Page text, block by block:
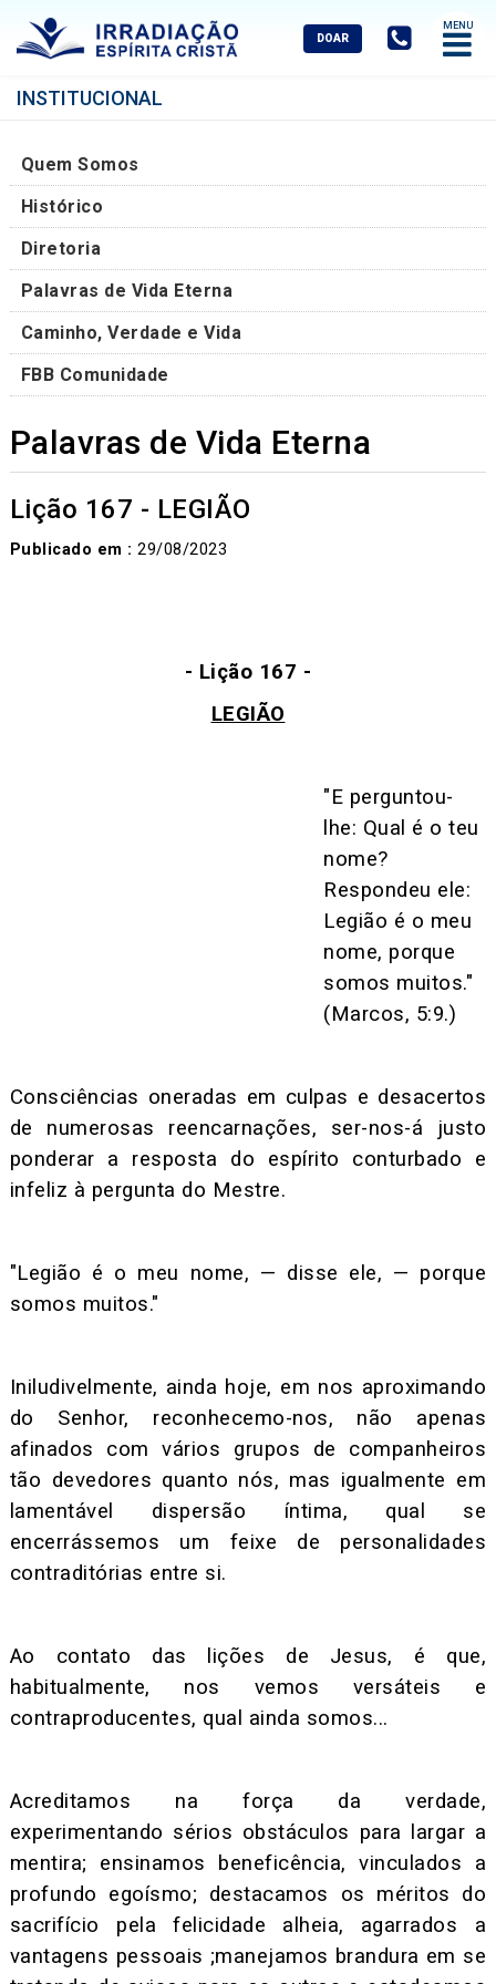
Abrir
Menu
INSTITUCIONAL
Quem Somos
Histórico
Diretoria
Palavras de Vida Eterna
Caminho, Verdade e Vida
FBB Comunidade
Palavras de Vida Eterna
Lição 167 - LEGIÃO
Publicado em : 29/08/2023
- Lição 167 -
LEGIÃO
"E perguntou-
lhe: Qual é o teu
nome?
Respondeu ele:
Legião é o meu
nome, porque
somos muitos."
(Marcos, 5:9.)
Consciências oneradas em culpas e desacertos
de numerosas reencarnações, ser-nos-á justo
ponderar a resposta do espírito conturbado e
infeliz à pergunta do Mestre.
"Legião é o meu nome, — disse ele, — porque
somos muitos."
Iniludivelmente, ainda hoje, em nos aproximando
do Senhor, reconhecemo-nos, não apenas
afinados com vários grupos de companheiros
tão devedores quanto nós, mas igualmente em
lamentável dispersão íntima, qual se
encerrássemos um feixe de personalidades
contraditórias entre si.
Ao contato das lições de Jesus, é que,
habitualmente, nos vemos versáteis e
contraproducentes, qual ainda somos...
Acreditamos na força da verdade,
experimentando sérios obstáculos para largar a
mentira; ensinamos beneficência, vinculados a
profundo egoísmo; destacamos os méritos do
sacrifício pela felicidade alheia, agarrados a
vantagens pessoais ;manejamos brandura em se